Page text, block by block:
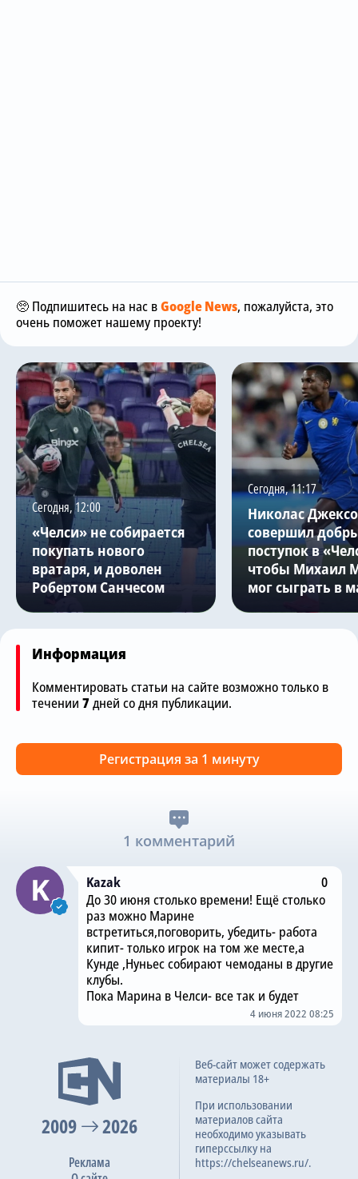
🥺 Подпишитесь на нас вGoogle News, пожалуйста, это
очень поможет нашему проекту!
Сегодня, 12:00
«Челси» не собирается
покупать нового
вратаря, и доволен
Робертом Санчесом
Сегодня, 11:17
Николас
совершил
поступок в
чтобы Михаил
мог сыграть в
Информация
Комментировать статьи на сайте возможно только в
течении 7дней со дня публикации.
Регистрация за 1 минуту
1 комментарий
Kazak
0
До 30 июня столько времени! Ещё столько
раз можно Марине
встретиться,поговорить, убедить- работа
кипит- только игрок на том же месте,а
Кунде ,Нуньес собирают чемоданы в другие
клубы.
Пока Марина в Челси- все так и будет
4 июня 2022 08:25
2009 2026
Реклама
Веб-сайт может содержать
материалы 18+
При использовании
материалов сайта
необходимо указывать
гиперссылку на
https://chelseanews.ru/.